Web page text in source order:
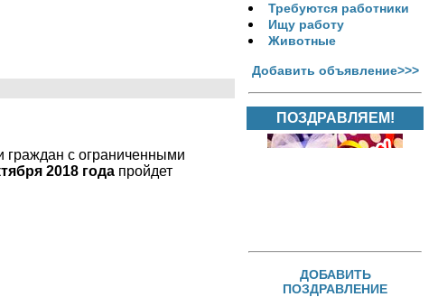
граждан с ограниченными
2018 года пройдет
Требуются работники
Ищу работу
Животные
Добавить объявление>>>
ПОЗДРАВЛЯЕМ!
ДОБАВИТЬ
ПОЗДРАВЛЕНИЕ